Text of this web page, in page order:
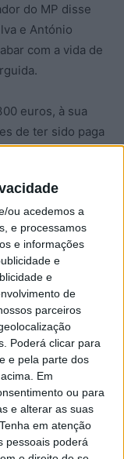
ou acedemos a
e processamos
e informações
e
e
de
parceiros
Poderá clicar para
e pela parte dos
Em
ou para
e alterar as suas
Tenha em atenção
pessoais poderá
do MP disse
e António
com a vida de
euros, à sua
de ter sido paga
e “uma teia
Celeste e
o crime,
as 06:00 e as
que o
trabalhar e
Afonso entraram
tiros de
irmã Alice
foi
de Afonso,